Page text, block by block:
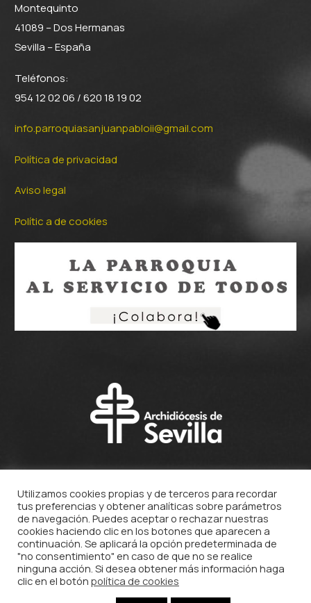
Montequinto
41089 – Dos Hermanas
Sevilla – España
Teléfonos:
954 12 02 06 / 620 18 19 02
info.parroquiasanjuanpabloii@gmail.com
Política de privacidad
Aviso legal
Polític a de cookies
Utilizamos cookies propias y de terceros para recordar
tus preferencias y obtener analíticas sobre parámetros
de navegación. Puedes aceptar o rechazar nuestras
cookies haciendo clic en los botones que aparecen a
continuación. Se aplicará la opción predeterminada de
"no consentimiento" en caso de que no se realice
ninguna acción. Si desea obtener más información haga
clic en el botón política de cookies